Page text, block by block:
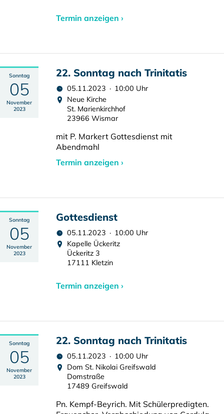
Termin anzeigen ›
Sonntag
05
November
2023
22. Sonntag nach Trinitatis
05.11.2023 · 10:00 Uhr
Neue Kirche
St. Marienkirchhof
23966 Wismar
mit P. Markert Gottesdienst mit
Abendmahl
Termin anzeigen ›
Sonntag
05
November
2023
Gottesdienst
05.11.2023 · 10:00 Uhr
Kapelle Ückeritz
Ückeritz 3
17111 Kletzin
Termin anzeigen ›
Sonntag
05
November
2023
22. Sonntag nach Trinitatis
05.11.2023 · 10:00 Uhr
Dom St. Nikolai Greifswald
Domstraße
17489 Greifswald
Pn. Kempf-Beyrich. Mit Schülerpredigten.